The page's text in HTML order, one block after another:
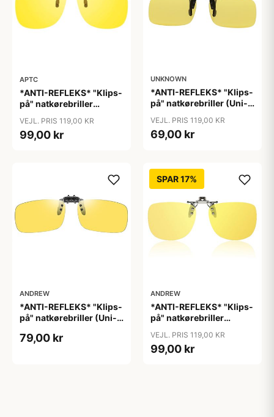
APTC
*ANTI-REFLEKS* "Klips-
på" natkørebriller
VEJL. PRIS 119,00 KR
99,00 kr
UNKNOWN
*ANTI-REFLEKS* "Klips-
på" natkørebriller (Uni-
VEJL. PRIS 119,00 KR
69,00 kr
ANDREW
*ANTI-REFLEKS* "Klips-
på" natkørebriller (Uni-
79,00 kr
SPAR 17%
ANDREW
*ANTI-REFLEKS* "Klips-
på" natkørebriller
"Moon"
VEJL. PRIS 119,00 KR
99,00 kr